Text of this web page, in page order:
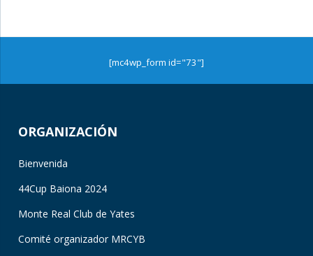
[mc4wp_form id="73"]
ORGANIZACIÓN
Bienvenida
44Cup Baiona 2024
Monte Real Club de Yates
Comité organizador MRCYB